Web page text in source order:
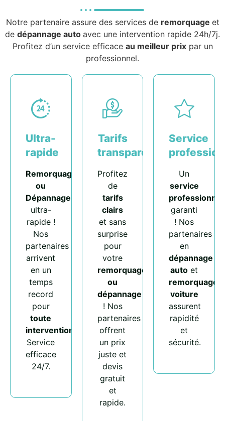
Notre partenaire assure des services de remorquage et
de dépannage auto avec une intervention rapide 24h/7j.
Profitez d’un service efficace au meilleur prixpar un
professionnel.
Ultra-
rapide
Remorquage
ou
Dépannage
ultra-
rapide !
Nos
partenaires
arrivent
en un
temps
record
pour
toute
intervention
Service
efficace
24/7.
Tarifs
transparents
Profitez
de
tarifs
clairs
et sans
surprise
pour
votre
remorquage
ou
dépannage
! Nos
partenaires
offrent
un prix
juste et
devis
gratuit
et
rapide.
Service
Un
service
professionnel
garanti
! Nos
partenaires
en
dépannage
auto et
remorquage
voiture
assurent
rapidité
et
sécurité.